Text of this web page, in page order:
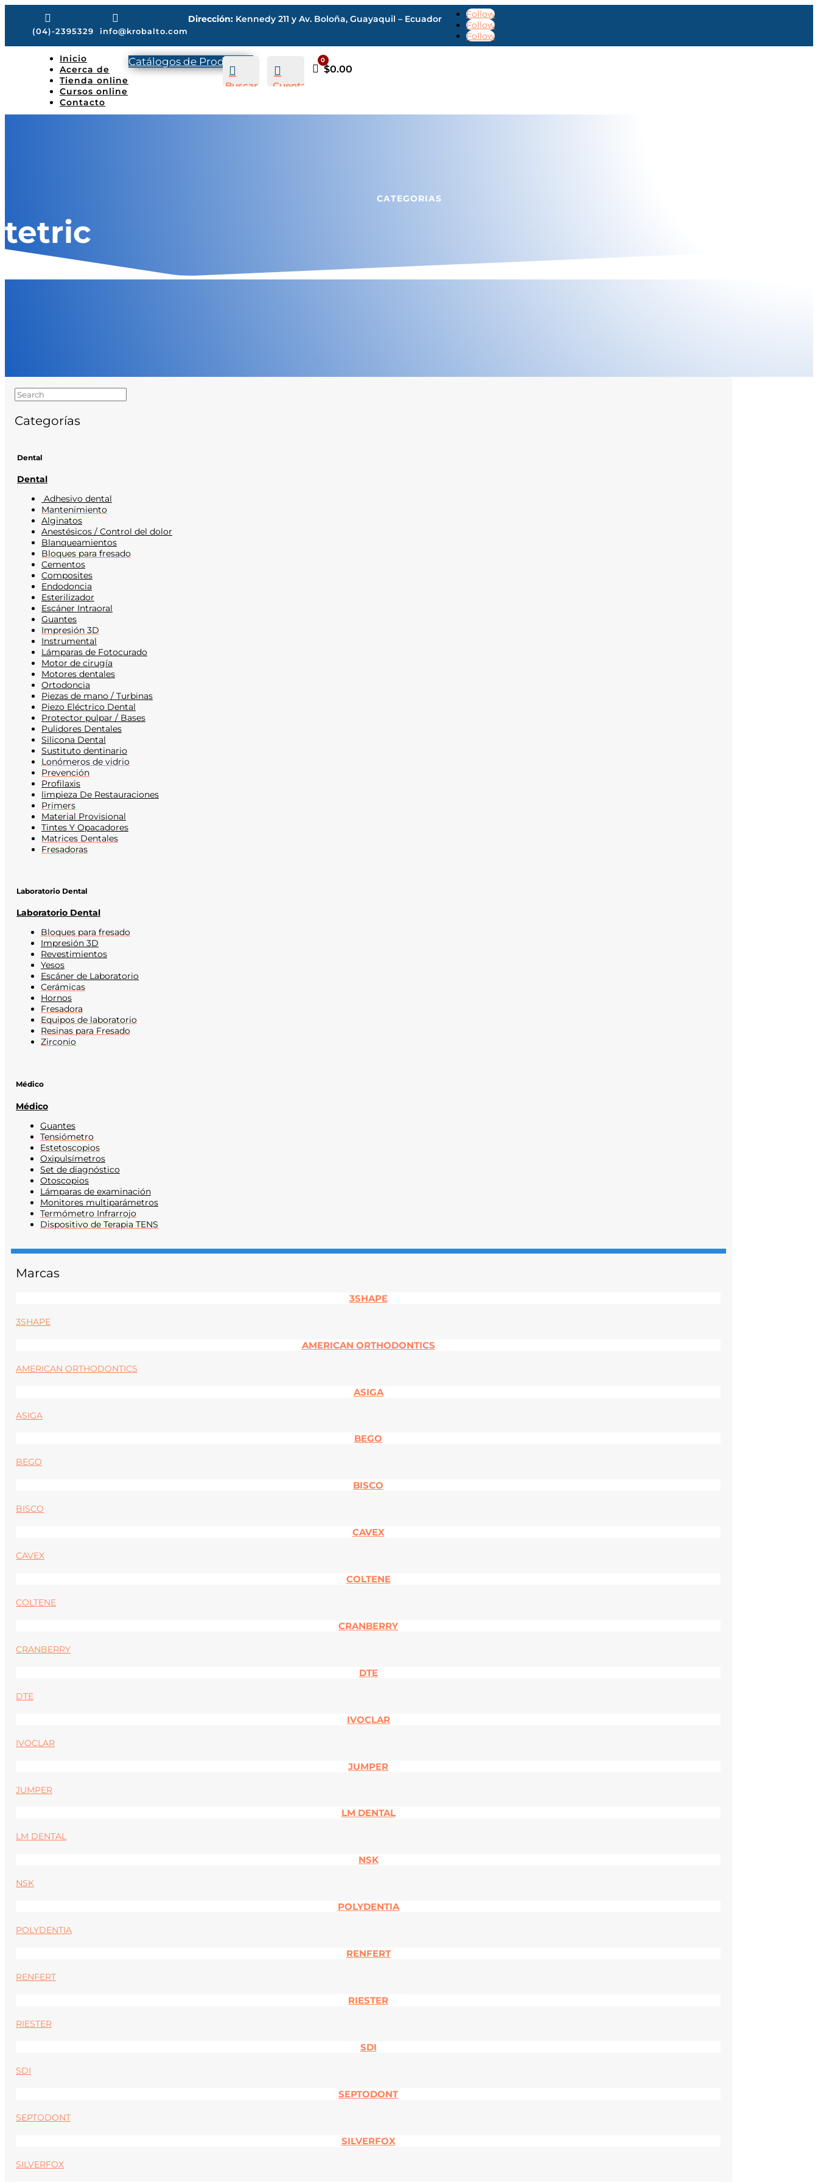

(04)-2395329

info@krobalto.com
Dirección: Kennedy 211 y Av. Boloña, Guayaquil – Ecuador
Follow
Follow
Follow
Inicio
Acerca de
Tienda online
Cursos online
Contacto
Catálogos de Productos

Buscar

Cuenta
Carro
0
$0.00
CATEGORIAS
tetric
Categorías
Dental
Dental
Adhesivo dental
Mantenimiento
Alginatos
Anestésicos / Control del dolor
Blanqueamientos
Bloques para fresado
Cementos
Composites
Endodoncia
Esterilizador
Escáner Intraoral
Guantes
Impresión 3D
Instrumental
Lámparas de Fotocurado
Motor de cirugía
Motores dentales
Ortodoncia
Piezas de mano / Turbinas
Piezo Eléctrico Dental
Protector pulpar / Bases
Pulidores Dentales
Silicona Dental
Sustituto dentinario
Lonómeros de vidrio
Prevención
Profilaxis
limpieza De Restauraciones
Primers
Material Provisional
Tintes Y Opacadores
Matrices Dentales
Fresadoras
Laboratorio Dental
Laboratorio Dental
Bloques para fresado
Impresión 3D
Revestimientos
Yesos
Escáner de Laboratorio
Cerámicas
Hornos
Fresadora
Equipos de laboratorio
Resinas para Fresado
Zirconio
Médico
Médico
Guantes
Tensiómetro
Estetoscopios
Oxipulsímetros
Set de diagnóstico
Otoscopios
Lámparas de examinación
Monitores multiparámetros
Termómetro Infrarrojo
Dispositivo de Terapia TENS
Marcas
3SHAPE
3SHAPE
AMERICAN ORTHODONTICS
AMERICAN ORTHODONTICS
ASIGA
ASIGA
BEGO
BEGO
BISCO
BISCO
CAVEX
CAVEX
COLTENE
COLTENE
CRANBERRY
CRANBERRY
DTE
DTE
IVOCLAR
IVOCLAR
JUMPER
JUMPER
LM DENTAL
LM DENTAL
NSK
NSK
POLYDENTIA
POLYDENTIA
RENFERT
RENFERT
RIESTER
RIESTER
SDI
SDI
SEPTODONT
SEPTODONT
SILVERFOX
SILVERFOX